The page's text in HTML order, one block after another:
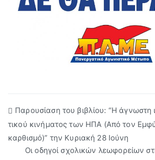
Πλοήγηση
άρθρων
Παρουσίαση του βιβλίου: “Η άγνωστη
τικού κινήματος των ΗΠΑ (Από τον
καρθισμό)” την Κυριακή 28 Ιούνη
Οι οδηγοί σχολικών λεωφορείων